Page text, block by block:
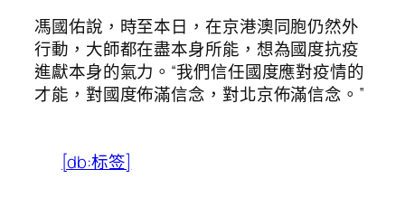
馮國佑說，時至本日，在京港澳同胞仍然外
行動，大師都在盡本身所能，想為國度抗疫
進獻本身的氣力。“我們信任國度應對疫情的
才能，對國度佈滿信念，對北京佈滿信念。”
[db:标签]